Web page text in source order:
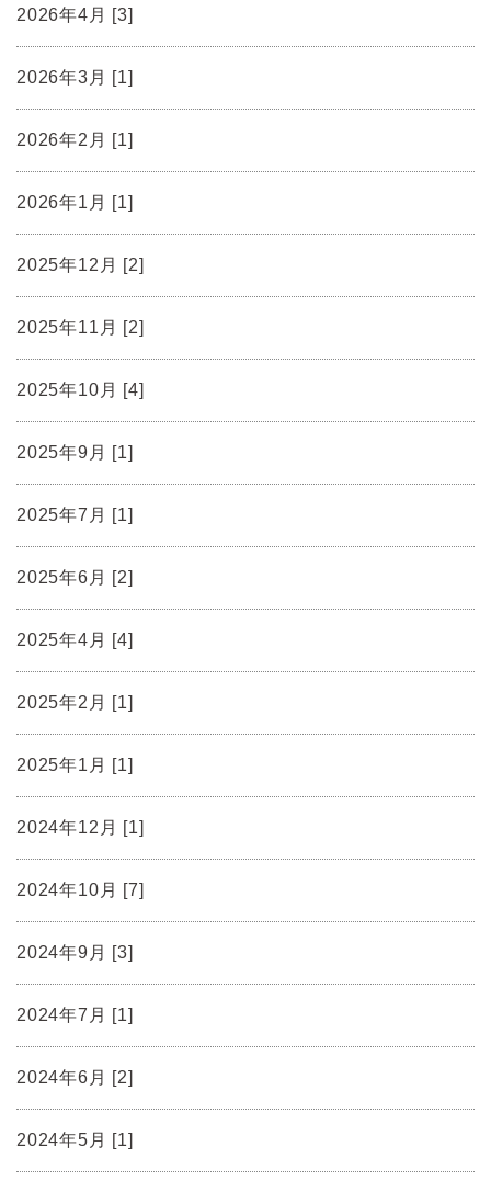
2026年4月 [3]
2026年3月 [1]
2026年2月 [1]
2026年1月 [1]
2025年12月 [2]
2025年11月 [2]
2025年10月 [4]
2025年9月 [1]
2025年7月 [1]
2025年6月 [2]
2025年4月 [4]
2025年2月 [1]
2025年1月 [1]
2024年12月 [1]
2024年10月 [7]
2024年9月 [3]
2024年7月 [1]
2024年6月 [2]
2024年5月 [1]